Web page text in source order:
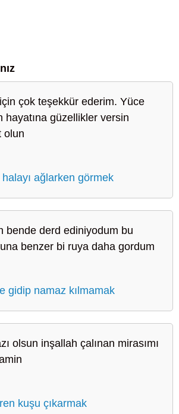
çok teşekkür ederim. Yüce
hayatına güzellikler versin
olun
ağlarken görmek
bende derd ediniyodum bu
benzer bi ruya daha gordum
gidip namaz kılmamak
olsun inşallah çalınan mirasımı
kuşu çıkarmak